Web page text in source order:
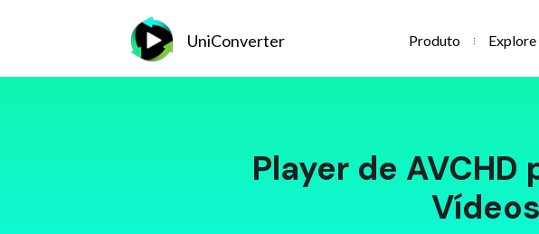
UniConverter Produto Explore
Player de